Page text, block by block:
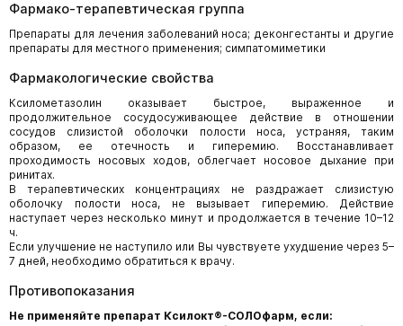
Фармако-терапевтическая группа
Препараты для лечения заболеваний носа; деконгестанты и другие
препараты для местного применения; симпатомиметики
Фармакологические свойства
Ксилометазолин оказывает быстрое, выраженное и
продолжительное сосудосуживающее действие в отношении
сосудов слизистой оболочки полости носа, устраняя, таким
образом, ее отечность и гиперемию. Восстанавливает
проходимость носовых ходов, облегчает носовое дыхание при
ринитах.
В терапевтических концентрациях не раздражает слизистую
оболочку полости носа, не вызывает гиперемию. Действие
наступает через несколько минут и продолжается в течение 10–12
ч.
Если улучшение не наступило или Вы чувствуете ухудшение через 5–
7 дней, необходимо обратиться к врачу.
Противопоказания
Не применяйте препарат Ксилокт®-СОЛОфарм, если: